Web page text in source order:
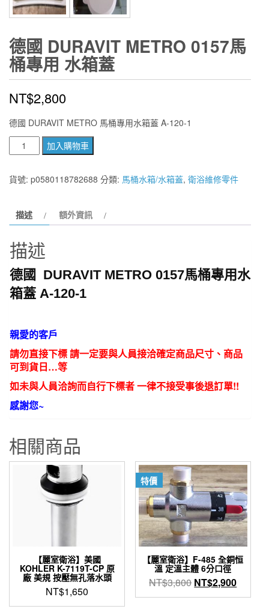
德國 DURAVIT METRO 0157馬
桶專用 水箱蓋
NT$2,800
德國 DURAVIT METRO 馬桶專用水箱蓋 A-120-1
國
DURAVIT
METRO
馬
專
水
箱
量
加入購物車
貨號: p0580118782688 分類: 馬桶水箱/水箱蓋, 衛浴維修零件
描述 額外資訊
描述
德國 DURAVIT METRO 0157馬桶專用水
箱蓋 A-120-1
親愛的客戶
請勿直接下標 請一定要與人員接洽確定商品尺寸、商品
可到貨日…等
如未與人員洽詢而自行下標者 一律不接受事後退訂單!!
感謝您~
相關商品
【麗室衛浴】美國
KOHLER K-7119T-CP 原
廠 美規 按壓無孔落水頭
NT$1,650
特價
【麗室衛浴】F-485 全銅恒
溫 定溫主體 6分口徑
NT$3,800 原
始
NT$2,900目
前